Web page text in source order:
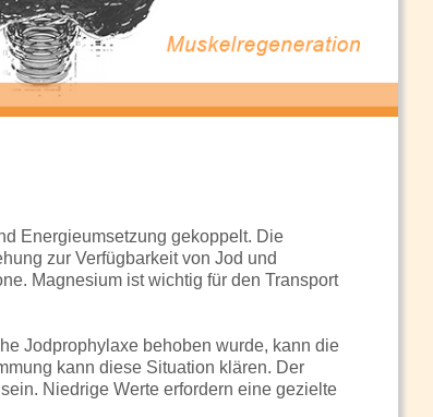
Energieumsetzung gekoppelt. Die
zur Verfügbarkeit von Jod und
Magnesium ist wichtig für den Transport
Jodprophylaxe behoben wurde, kann die
kann diese Situation klären. Der
Niedrige Werte erfordern eine gezielte